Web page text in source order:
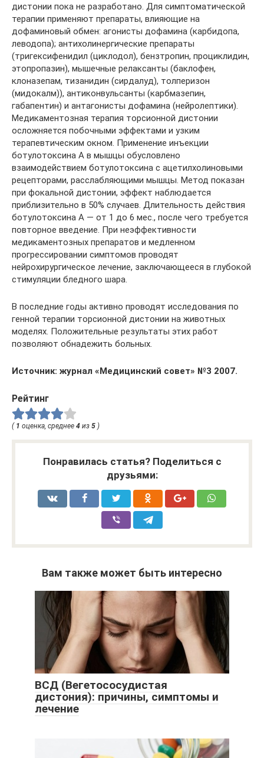
дистонии пока не разработано. Для симптоматической
терапии применяют препараты, влияющие на
дофаминовый обмен: агонисты дофамина (карбидопа,
леводопа); антихолинергические препараты
(тригексифенидил (циклодол), бензтропин, проциклидин,
этопропазин), мышечные релаксанты (баклофен,
клоназепам, тизанидин (сирдалуд), толперизон
(мидокалм)), антиконвульсанты (карбмазепин,
габапентин) и антагонисты дофамина (нейролептики).
Медикаментозная терапия торсионной дистонии
осложняется побочными эффектами и узким
терапевтическим окном. Применение инъекции
ботулотоксина А в мышцы обусловлено
взаимодействием ботулотоксина с ацетилхолиновыми
рецепторами, расслабляющими мышцы. Метод показан
при фокальной дистонии, эффект наблюдается
приблизительно в 50% случаев. Длительность действия
ботулотоксина А — от 1 до 6 мес., после чего требуется
повторное введение. При неэффективности
медикаментозных препаратов и медленном
прогрессировании симптомов проводят
нейрохирургическое лечение, заключающееся в глубокой
стимуляции бледного шара.
В последние годы активно проводят исследования по
генной терапии торсионной дистонии на животных
моделях. Положительные результаты этих работ
позволяют обнадежить больных.
Источник: журнал «Медицинский совет» №3 2007.
Рейтинг
( 1 оценка, среднее 4 из 5 )
Понравилась статья? Поделиться с
друзьями:
Вам также может быть интересно
ВСД (Вегетососудистая
дистония): причины, симптомы и
лечение